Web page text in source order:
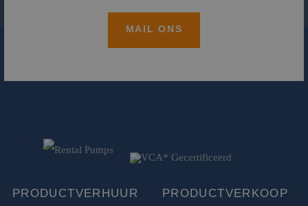
MAIL ONS
PRODUCTVERHUUR PRODUCTVERKOOP